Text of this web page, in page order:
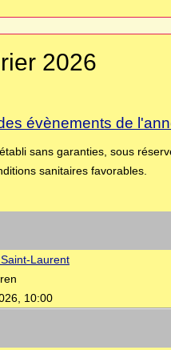
2026
évènements de
sans garanties, sous
sanitaires favorables.
Laurent
10:00